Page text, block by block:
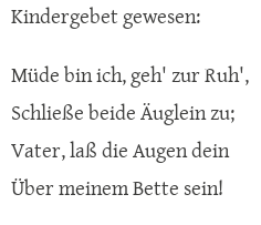
Kindergebet gewesen:
Müde bin ich, geh' zur Ruh',
Schließe beide Äuglein zu;
Vater, laß die Augen dein
Über meinem Bette sein!